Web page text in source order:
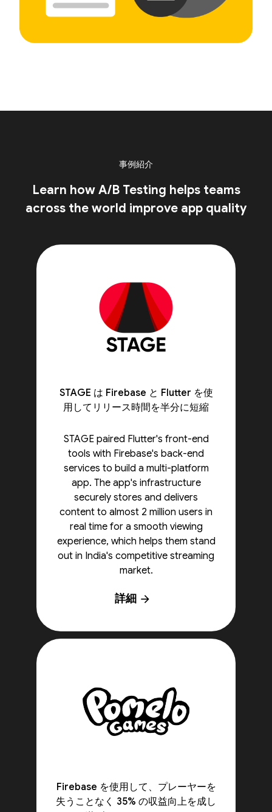
事例紹介
Learn how A/B Testing helps teams
across the world improve app quality
STAGE は Firebase と Flutter を使
用してリリース時間を半分に短縮
STAGE paired Flutter's front-end
tools with Firebase's back-end
services to build a multi-platform
app. The app's infrastructure
securely stores and delivers
content to almost 2 million users in
real time for a smooth viewing
experience, which helps them stand
out in India's competitive streaming
market.
詳細 arrow_forward
Firebase を使用して、プレーヤーを
失うことなく 35% の収益向上を成し